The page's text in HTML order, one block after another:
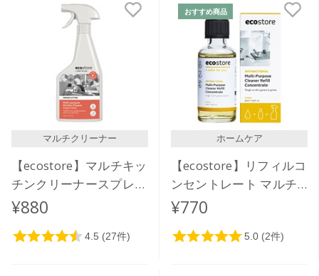
マルチクリーナー
【ecostore】マルチキッ
チンクリーナースプレー
＜オレンジ＆タイム＞
¥880
おすすめ商品
ホームケア
【ecostore】リフィルコ
ンセントレート マルチ
クリーナー＜シトラス＞
¥770